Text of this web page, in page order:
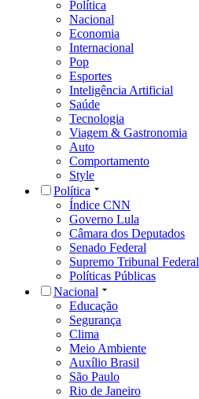
Política
Nacional
Economia
Internacional
Pop
Esportes
Inteligência Artificial
Saúde
Tecnologia
Viagem & Gastronomia
Auto
Comportamento
Style
Política
Índice CNN
Governo Lula
Câmara dos Deputados
Senado Federal
Supremo Tribunal Federal
Políticas Públicas
Nacional
Educação
Segurança
Clima
Meio Ambiente
Auxílio Brasil
São Paulo
Rio de Janeiro